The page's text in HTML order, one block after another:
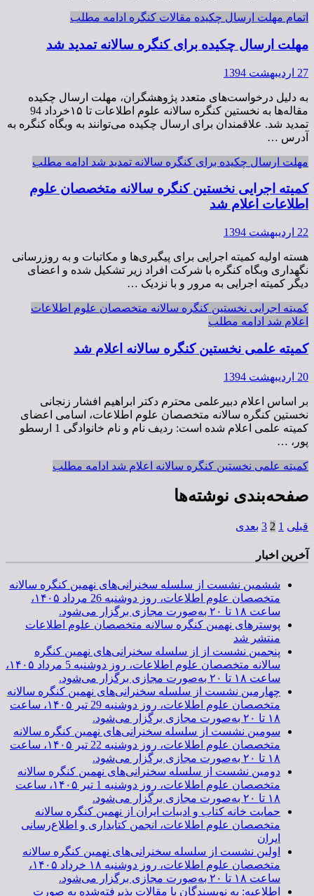
اتمام مهلت ارسال چکیده مقالات کنگره ادامه مطلب
مهلت ارسال چکیده برای کنگره سالانه تمدید شد
27 اردیبهشت 1394
به دلیل درخواست‌های متعدد پژوهشگران، مهلت ارسال چکیده
مقاله‌ها به نخستین کنگره سالانه علوم اطلاعات تا ۱۵خرداد 94
تمدید شد. علاقمندان برای ارسال چکیده می‌توانند به وبگاه کنگره به
آدرس …
مهلت ارسال چکیده برای کنگره سالانه تمدید شد ادامه مطلب
کمیته اجرایی نخستین کنگره سالانه متخصصان علوم
اطلاعات اعلام شد
22 اردیبهشت 1394
هسته اولیه کمیته اجرایی برای پیگیری‌ها و مکاتبات و به روزرسانی
نگهداری وبگاه کنگره با شرکت افراد زیر تشکیل شده و اعضای
دیگر کمیته اجرایی به مرور و با نزدیک …
کمیته اجرایی نخستین کنگره سالانه متخصصان علوم اطلاعات
اعلام شد ادامه مطلب
کمیته علمی نخستین کنگره سالانه اعلام شد
20 اردیبهشت 1394
بر اساس اعلام دبیرعلمی محترم دکتر ابراهیم افشار زنجانی
نخستین کنگره سالانه متخصصان علوم اطلاعات، اسامی اعضای
کمیته علمی اعلام شده است: ردیف نام و نام خانوادگی 1 ارسطو
پور، …
کمیته علمی نخستین کنگره سالانه اعلام شد ادامه مطلب
صفحه‌بندی نوشته‌ها
قبلی 1
2
3 بعدی
آخرین اخبار
ششمین نشست از سلسله سخنرانی‌های نهمین کنگره سالانه
متخصصان علوم اطلاعات، روز دوشنبه 26 مرداد ۱۴۰۵،
ساعت ۱۸ تا ۲۰ به‌صورت مجازی برگزار می‌شود.
پوسترهای نهمین کنگره سالانه متخصصان علوم اطلاعات
منتشر شد
پنجمین نشست از از سلسله سخنرانی‌های نهمین کنگره
سالانه متخصصان علوم اطلاعات، روز دوشنبه 5 مرداد ۱۴۰۵،
ساعت ۱۸ تا ۲۰ به‌صورت مجازی برگزار می‌شود.
چهارمین نشست از سلسله سخنرانی‌های نهمین کنگره سالانه
متخصصان علوم اطلاعات، روز دوشنبه 29 تیر ۱۴۰۵، ساعت
۱۸ تا ۲۰ به‌صورت مجازی برگزار می‌شود.
سومین نشست از سلسله سخنرانی‌های نهمین کنگره سالانه
متخصصان علوم اطلاعات، روز دوشنبه 22 تیر ۱۴۰۵، ساعت
۱۸ تا ۲۰ به‌صورت مجازی برگزار می‌شود.
دومین نشست از سلسله سخنرانی‌های نهمین کنگره سالانه
متخصصان علوم اطلاعات، روز دوشنبه 1 تیر ۱۴۰۵، ساعت
۱۸ تا ۲۰ به‌صورت مجازی برگزار می‌شود.
حمایت خانه کتاب و ادبیات ایران از نهمین کنگره سالانه
متخصصان علوم اطلاعات، انجمن کتابداری و اطلاع‌رسانی
ایران
اولین نشست از سلسله سخنرانی‌های نهمین کنگره سالانه
متخصصان علوم اطلاعات، روز دوشنبه ۱۸ خرداد ۱۴۰۵،
ساعت ۱۸ تا ۲۰ به‌صورت مجازی برگزار می‌شود.
اطلاعیه: به نویسندگان با مقالات پذیرفته‌شده به صورت